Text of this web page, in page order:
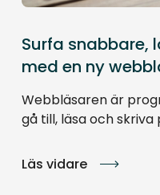
Surfa snabbare,
med en ny
Webbläsaren är
gå till, läsa och
Läs vidare